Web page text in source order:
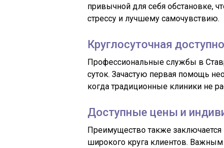
привычной для себя обстановке,
стрессу и лучшему самочувствию.
Круглосуточная
Профессиональные службы в
суток. Зачастую первая помощь
когда традиционные клиники не
Доступные цены и
Преимущество также заключается
широкого круга клиентов.